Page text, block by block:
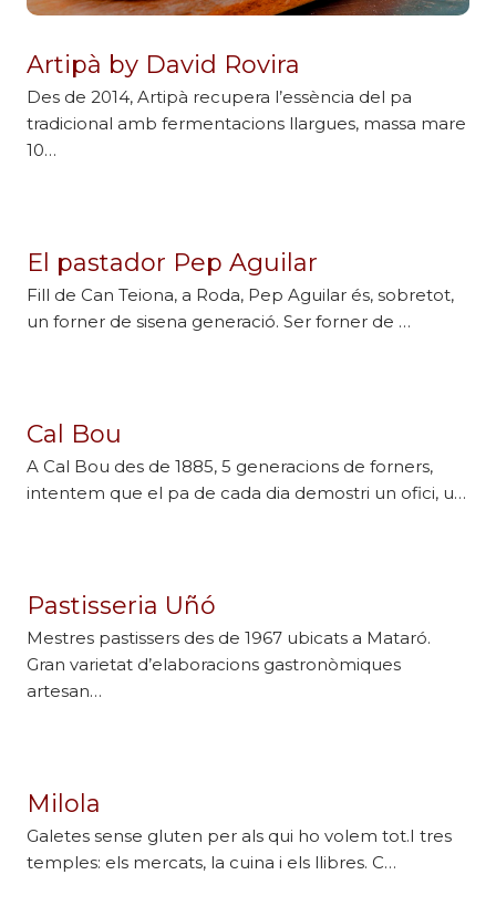
Artipà by David Rovira
Des de 2014, Artipà recupera l’essència del pa
tradicional amb fermentacions llargues, massa mare
10…
El pastador Pep Aguilar
Fill de Can Teiona, a Roda, Pep Aguilar és, sobretot,
un forner de sisena generació. Ser forner de …
Cal Bou
A Cal Bou des de 1885, 5 generacions de forners,
intentem que el pa de cada dia demostri un ofici, u…
Pastisseria Uñó
Mestres pastissers des de 1967 ubicats a Mataró.
Gran varietat d’elaboracions gastronòmiques
artesan…
Milola
Galetes sense gluten per als qui ho volem tot.I tres
temples: els mercats, la cuina i els llibres. C…